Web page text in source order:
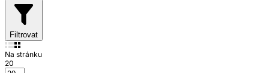
Filtrovat
Na stránku
20